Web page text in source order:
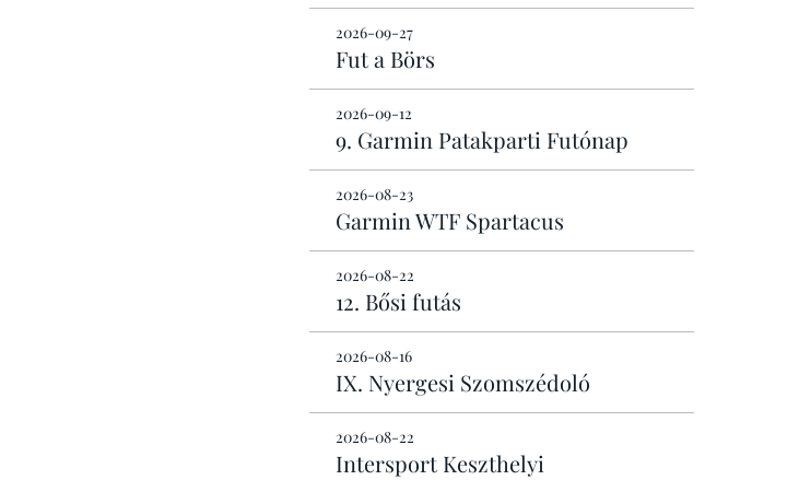
2026-09-27
Fut a Börs
2026-09-12
9. Garmin Patakparti Futónap
2026-08-23
Garmin WTF Spartacus
2026-08-22
12. Bősi futás
2026-08-16
IX. Nyergesi Szomszédoló
2026-08-22
Intersport Keszthelyi